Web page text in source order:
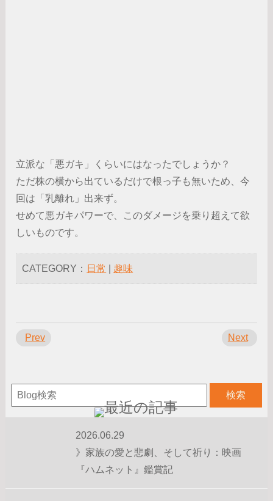
立派な「悪ガキ」くらいにはなったでしょうか？
ただ株の横から出ているだけで根っ子も無いため、今
回は「乳離れ」出来ず。
せめて悪ガキパワーで、このダメージを乗り超えて欲
しいものです。
CATEGORY： 日常 趣味
Prev Next
2026.06.29
》家族の愛と悲劇、そして祈り：映画
『ハムネット』鑑賞記